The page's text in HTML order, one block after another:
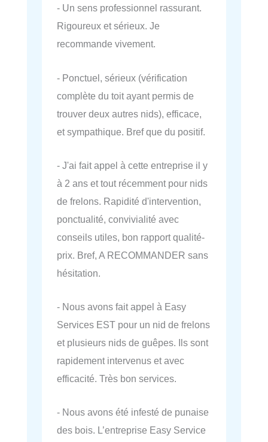
- Un sens professionnel rassurant.
Rigoureux et sérieux. Je
recommande vivement.
- Ponctuel, sérieux (vérification
complète du toit ayant permis de
trouver deux autres nids), efficace,
et sympathique. Bref que du positif.
- J'ai fait appel à cette entreprise il y
à 2 ans et tout récemment pour nids
de frelons. Rapidité d'intervention,
ponctualité, convivialité avec
conseils utiles, bon rapport qualité-
prix. Bref, A RECOMMANDER sans
hésitation.
- Nous avons fait appel à Easy
Services EST pour un nid de frelons
et plusieurs nids de guêpes. Ils sont
rapidement intervenus et avec
efficacité. Très bon services.
- Nous avons été infesté de punaise
des bois. L’entreprise Easy Service